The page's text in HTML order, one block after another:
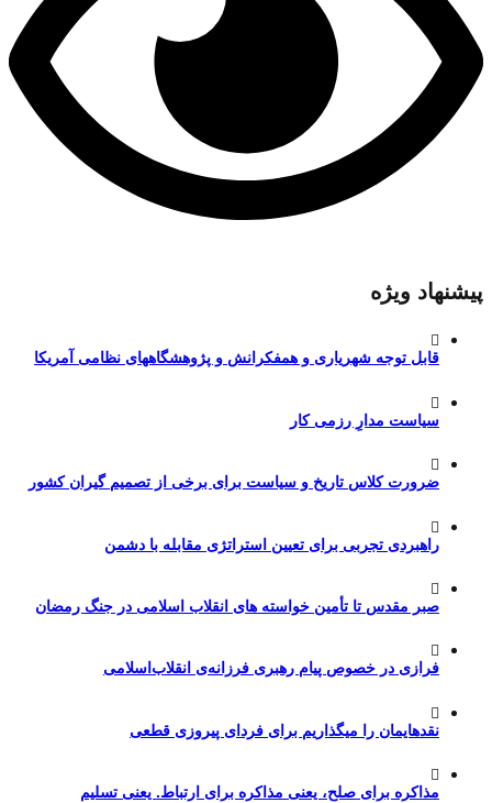
پیشنهاد ویژه
قابل توجه شهریاری و همفکرانش و پژوهشگاههای نظامی آمریکا
سیاست مدارِ رزمی کار
ضرورت کلاس تاریخ و سیاست برای برخی از تصمیم گیران کشور
راهبردی تجربی برای تعیین استراتژی مقابله با دشمن
صبر مقدس تا تأمین خواسته های انقلاب اسلامی در جنگ رمضان
فرازی در خصوص پیام رهبری فرزانه‌ی انقلاب‌اسلامی
نقدهایمان را میگذاریم برای فردای پیروزی قطعی
مذاکره برای صلح، یعنی مذاکره برای ارتباط. یعنی تسلیم